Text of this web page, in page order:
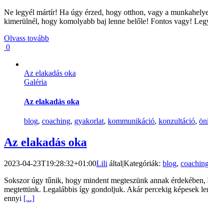
Ne legyél mártír! Ha úgy érzed, hogy otthon, vagy a
kimerülnél, hogy komolyabb baj lenne belőle! Fontos vagy!
Olvass tovább
0
Az elakadás oka
Galéria
Az elakadás oka
blog, coaching, gyakorlat, kommunikáció, konzultáció,
Az elakadás oka
2023-04-23T19:28:32+01:00Lili által|Kategóriák: blog,
Sokszor úgy tűnik, hogy mindent megteszünk annak
megtettünk. Legalábbis így gondoljuk. Akár percekig képesek
ennyi [...]